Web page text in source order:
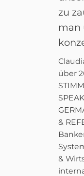
zu
man
über
&
&